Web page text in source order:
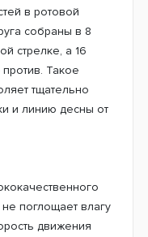
в ротовой
собраны в 8
стрелке, а 16
Такое
тщательно
и линию десны от
поглощает влагу
движения